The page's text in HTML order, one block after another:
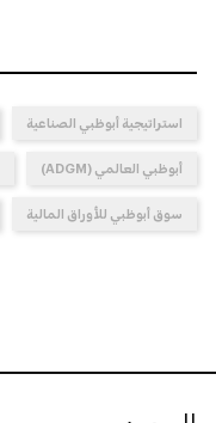
استراتيجية أبوظبي الصناعية
أبوظبي العالمي (ADGM)
سوق أبوظبي للأوراق المالية